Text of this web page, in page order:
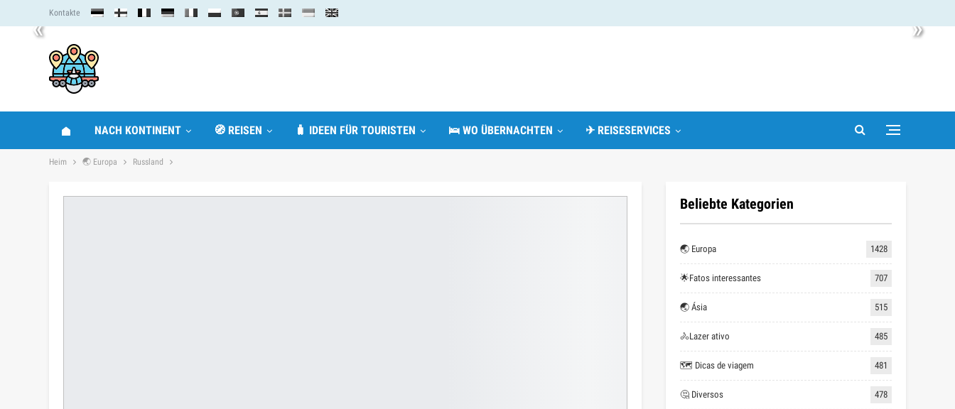
« »
Kontakte
NACH KONTINENT 🧭 REISEN 🧳 IDEEN FÜR TOURISTEN 🛌 WO ÜBERNACHTEN ✈ REISESERVICES
Heim 🌏 Europa Russland
Beliebte Kategorien
🌏 Europa 1428
🌟Fatos interessantes 707
🌏 Ásia 515
🚴Lazer ativo 485
🗺 Dicas de viagem 481
🤔 Diversos 478